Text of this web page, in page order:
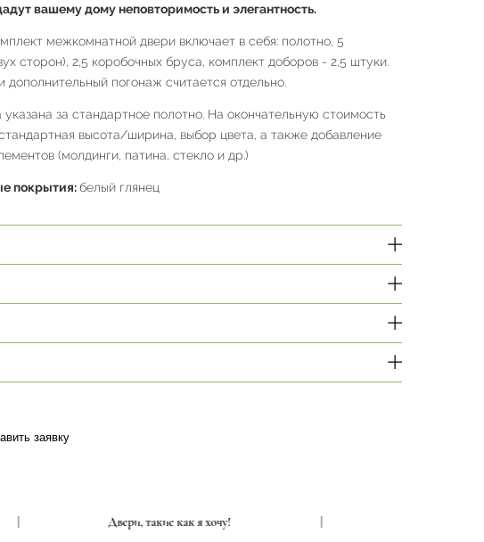
вашему дому неповторимость и элегантность.
межкомнатной двери включает в себя: полотно, 5
сторон), 2,5 коробочных бруса, комплект доборов - 2,5 штуки.
дополнительный погонаж считается отдельно.
указана за стандартное полотно. На окончательную стоимость
высота/ширина, выбор цвета, а также добавление
(молдинги, патина, стекло и др.)
покрытия:белый глянец
заявку
Двери, такие как я хочу!